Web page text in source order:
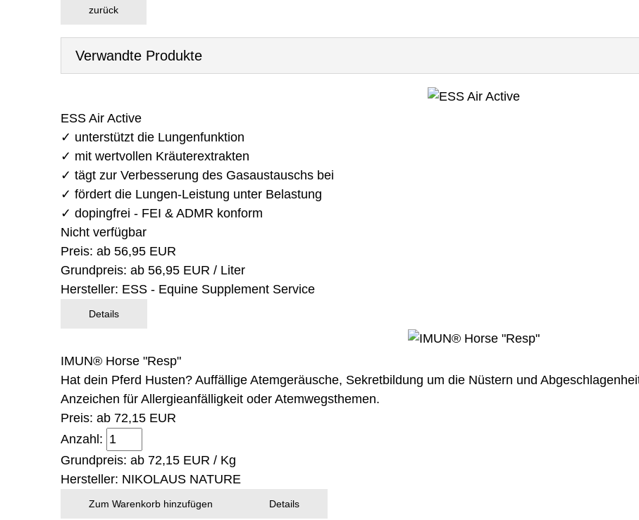
Verwandte Produkte
ESS Air Active
✓ unterstützt die Lungenfunktion
✓ mit wertvollen Kräuterextrakten
✓ tägt zur Verbesserung des Gasaustauschs bei
✓ fördert die Lungen-Leistung unter Belastung
✓ dopingfrei - FEI & ADMR konform
Nicht verfügbar
Preis: ab 56,95 EUR
Grundpreis: ab 56,95 EUR / Liter
Hersteller: ESS - Equine Supplement Service
Details
IMUN® Horse "Resp"
Hat dein Pferd Husten? Auffällige Atemgeräusche, Sekretbildung um die Nüstern und
Anzeichen für Allergieanfälligkeit oder Atemwegsthemen.
Preis: ab 72,15 EUR
Anzahl:
Grundpreis: ab 72,15 EUR / Kg
Hersteller: NIKOLAUS NATURE
Zum Warenkorb hinzufügen Details